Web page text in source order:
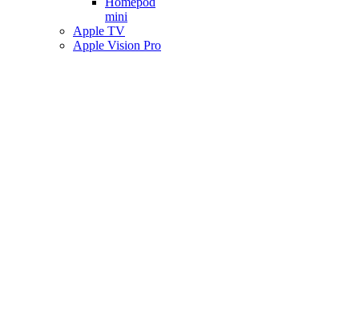
mini
Apple TV
Apple Vision Pro